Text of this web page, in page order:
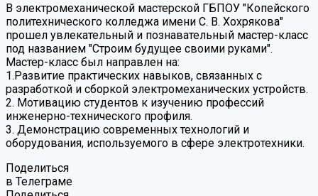
В электромеханической мастерской ГБПОУ "Копейского
политехнического колледжа имени С. В. Хохрякова"
прошел увлекательный и познавательный мастер-класс
под названием "Строим будущее своими руками".
Мастер-класс был направлен на:
1.Развитие практических навыков, связанных с
разработкой и сборкой электромеханических устройств.
2. Мотивацию студентов к изучению профессий
инженерно-технического профиля.
3. Демонстрацию современных технологий и
оборудования, используемого в сфере электротехники.
Поделиться
в Телеграме